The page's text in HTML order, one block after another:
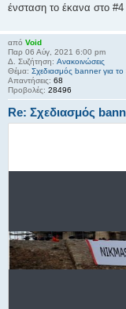
ένσταση το έκανα στο
από Void
Παρ 06 Αύγ, 2021 6:00 pm
Δ. Συζήτηση: Ανακοινώσεις
Θέμα: Σχεδιασμός banner για το
Απαντήσεις: 68
Προβολές: 28496
Re: Σχεδιασμός